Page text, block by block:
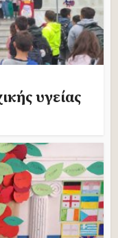
υγείας